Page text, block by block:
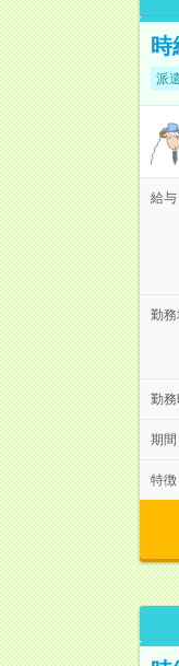
時
派
給与
勤務
勤務
期間
特徴